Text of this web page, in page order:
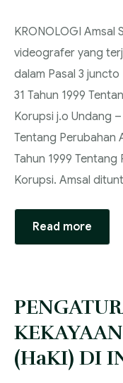
KRONOLOGI Amsal
videografer yang
dalam Pasal 3
31 Tahun 1999
Korupsi j.o Undang
Tentang Perubahan
Tahun 1999
Korupsi. Amsal
Read more
(HaKI) DI